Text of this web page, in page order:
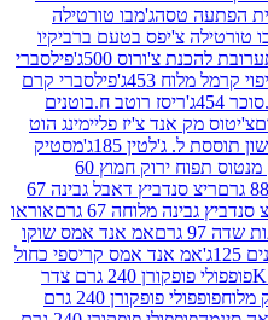
ג'מבו טורטילה
בטעם ברביקיו
500ג'
פילסברי
פילסברי קרם
רוטב ח.בוטנים
צ'יז פליימינג הוט
185ג'
מסטיק
מסטיק מנטוס תפוח ירוק חמוץ 60
ריצ סנדביץ דאבל גבינה 67
67 גרם
אוראו
אמ אנד אמס שוקו
אמס קריספי כחול
פופפולי פופקורן 240 גרם צדר
פופפולי פופקורן 240 גרם